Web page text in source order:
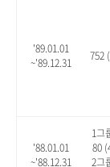
'89.01.01
~'89.12.31
752
'88.01.01
~'88.12.31
1그
80
2그